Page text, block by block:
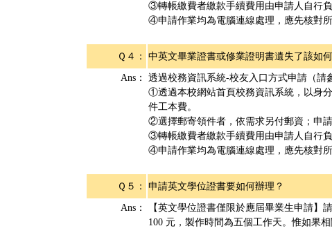
③轉帳繳費者繳款手續費用由申請人自行負
④申請作業均為電腦連線處理，應先核對
Ｑ４： 中英文畢業證書或修業證明書遺失了該如
Ans：
透過校務資訊系統-校友入口方式申請（請
①透過本校網站首頁校務資訊系統，以身
件工本費。
②選擇郵寄領件者，依需求另付郵資；申
③轉帳繳費者繳款手續費用由申請人自行負
④申請作業均為電腦連線處理，應先核對
Ｑ５： 申請英文學位證書要如何辦理？
Ans：
【英文學位證書僅限於應屆畢業生申請
100 元，製作時間為五個工作天。惟如果